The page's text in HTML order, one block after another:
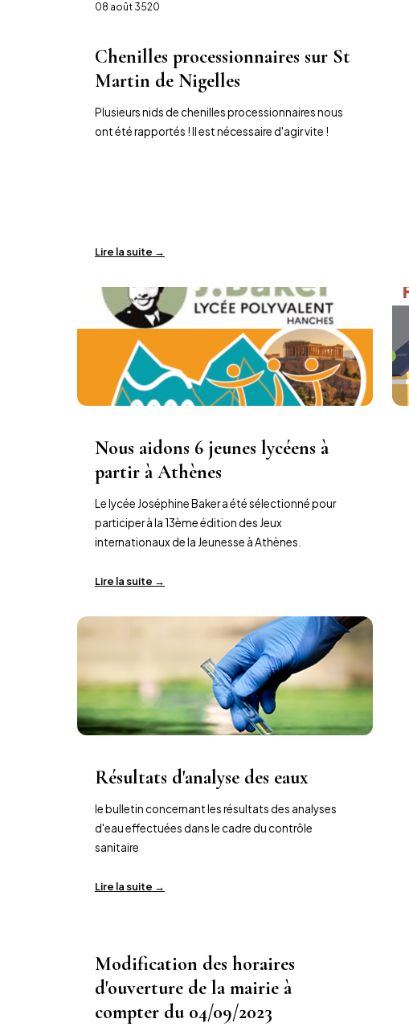
08 août 3520
Chenilles processionnaires sur St
Martin de Nigelles
Plusieurs nids de chenilles processionnaires nous
ont été rapportés ! Il est nécessaire d'agir vite !
Lire la suite →
Nous aidons 6 jeunes lycéens à
partir à Athènes
Le lycée Joséphine Baker a été sélectionné pour
participer à la 13ème édition des Jeux
internationaux de la Jeunesse à Athènes.
Lire la suite →
Résultats d'analyse des eaux
le bulletin concernant les résultats des analyses
d'eau effectuées dans le cadre du contrôle
sanitaire
Lire la suite →
Modification des horaires
d'ouverture de la mairie à
compter du 04/09/2023